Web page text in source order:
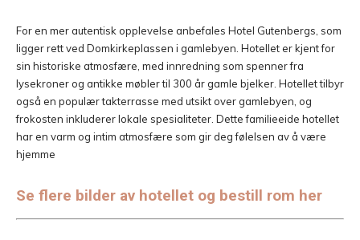
For en mer autentisk opplevelse anbefales Hotel Gutenbergs, som
ligger rett ved Domkirkeplassen i gamlebyen. Hotellet er kjent for
sin historiske atmosfære, med innredning som spenner fra
lysekroner og antikke møbler til 300 år gamle bjelker. Hotellet tilbyr
også en populær takterrasse med utsikt over gamlebyen, og
frokosten inkluderer lokale spesialiteter. Dette familieeide hotellet
har en varm og intim atmosfære som gir deg følelsen av å være
hjemme​
Se flere bilder av hotellet og bestill rom her